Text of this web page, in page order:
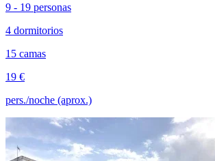
9 - 19 personas
4 dormitorios
15 camas
19 €
pers./noche (aprox.)